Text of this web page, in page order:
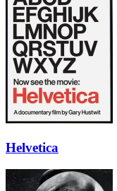
Helvetica